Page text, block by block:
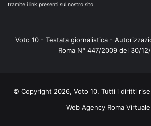
tramite i link presenti sul nostro sito.
Voto 10 - Testata giornalistica -
Roma N° 447/2009 del 30/
© Copyright 2026, Voto 10. Tutti i diritti
Web Agency Roma Virtuale